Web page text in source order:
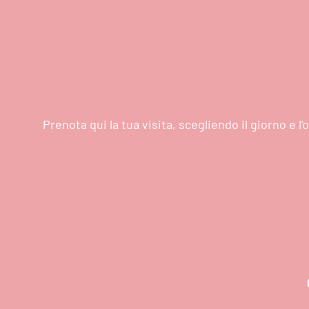
Prenota qui la tua visita, scegliendo il giorno e